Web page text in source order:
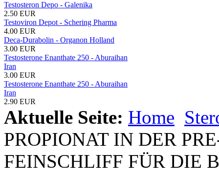
Testosteron Depo - Galenika
2.50 EUR
Testoviron Depot - Schering Pharma
4.00 EUR
Deca-Durabolin - Organon Holland
3.00 EUR
Testosterone Enanthate 250 - Aburaihan
Iran
3.00 EUR
Testosterone Enanthate 250 - Aburaihan
Iran
2.90 EUR
Aktuelle Seite: Home
PROPIONAT IN DER
FEINSCHLIFF FÜR DIE